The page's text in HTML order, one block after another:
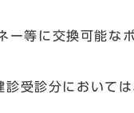
ー等に交換可能な
受診分において